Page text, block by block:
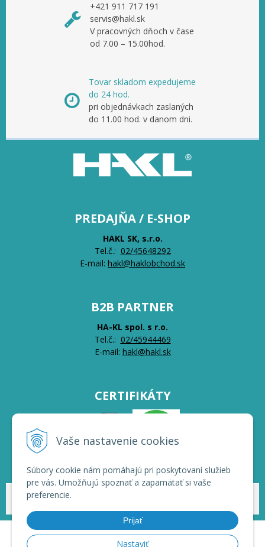
Vaše nastavenie cookies
Súbory cookie nám pomáhajú pri poskytovaní služieb
pre vás. Umožňujú spoznať a zapamätať si vaše
preferencie.
Prijať
Nastaviť
+421 911 717 191
servis@hakl.sk
V pracovných dňoch v čase
od 7.00 – 15.00hod.
Tovar skladom expedujeme
do 24 hod.
pri objednávkach zaslaných
do 11.00 hod. v danom dni.
PREDAJŇA / E-SHOP
HAKL SK, s.r.o.
Tel.č.: 02/45648292
E-mail: hakl@haklobchod.sk
B2B PARTNER
HA-KL spol. s r.o.
Tel.č.: 02/45944469
E-mail: hakl@hakl.sk
CERTIFIKÁTY
© 2026 HAKL | Veľkoobchod •